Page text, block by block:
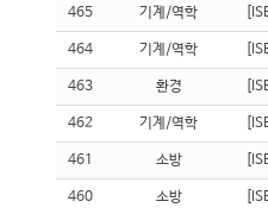
465 기계/역학
464 기계/역학
463 환경
462 기계/역학
461 소방
460 소방